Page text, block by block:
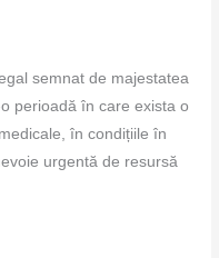
semnat de majestatea
perioadă în care exista o
în condițiile în
urgentă de resursă